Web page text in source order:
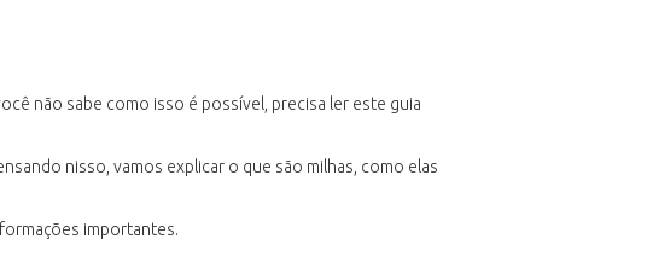
não sabe como isso é possível, precisa ler este guia
nisso, vamos explicar o que são milhas, como elas
importantes.